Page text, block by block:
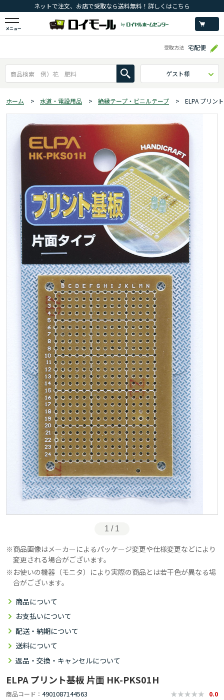
ネットで注文、お店で受取なら送料無料！詳しくはこちら
メニュー
受取方法 宅配便
ゲスト様
ホーム > 水道・電設用品 > 絶縁テープ・ビニルテープ > ELPA プリン
1 / 1
商品画像はメーカーによるパッケージ変更や仕様変更などにより
変更される場合がございます。
お使いの機器（モニタ）により実際の商品とは若干色が異なる場
合がございます。
商品について
お支払いについて
配送・納期について
送料について
返品・交換・キャンセルについて
ELPA プリント基板 片面 HK-PKS01H
商品コード 4901087144563 0.0